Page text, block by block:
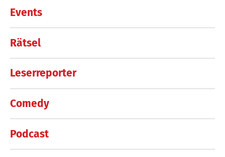
Events
Rätsel
Leserreporter
Comedy
Podcast